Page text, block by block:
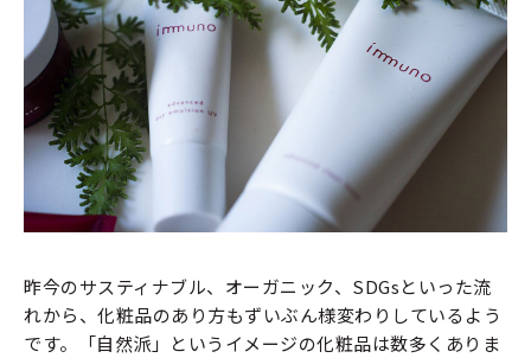
昨今のサスティナブル、オーガニック、SDGsといった流
れから、化粧品のあり方もずいぶん様変わりしているよう
です。「自然派」というイメージの化粧品は数多くありま